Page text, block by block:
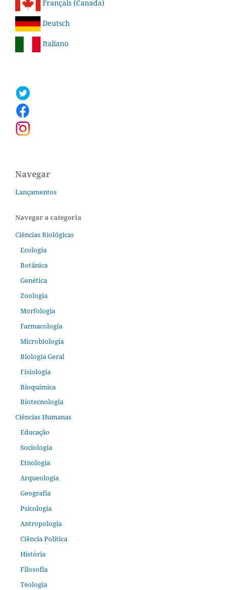
Français (Canada)
Deutsch
Italiano
Navegar
Lançamentos
Navegar a categoria
Ciências Biológicas
Ecologia
Botânica
Genética
Zoologia
Morfologia
Farmacologia
Microbiologia
Biologia Geral
Fisiologia
Bioquímica
Biotecnologia
Ciências Humanas
Educação
Sociologia
Etnologia
Arqueologia
Geografia
Psicologia
Antropologia
Ciência Política
História
Filosofia
Teologia